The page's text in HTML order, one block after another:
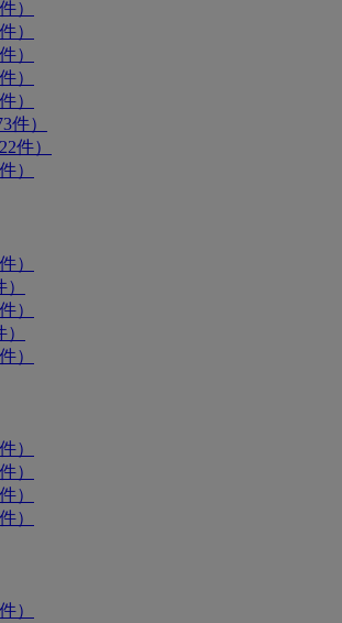
）
）
）
）
）
件）
件）
）
）
）
）
）
）
）
）
）